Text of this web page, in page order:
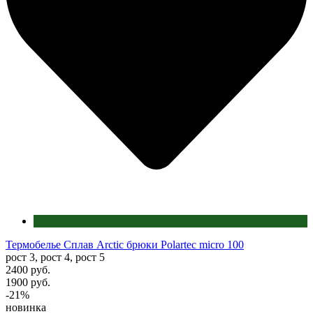
Термобелье Сплав Arctic брюки Polartec micro 100
рост 3, рост 4, рост 5
2400 руб.
1900 руб.
-21%
новинка